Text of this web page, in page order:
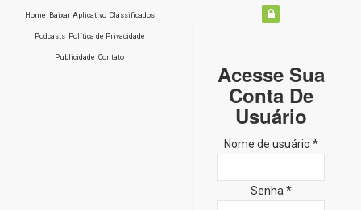
Home Baixar Aplicativo Classificados
Podcasts Política de Privacidade
Publicidade Contato
Acesse Sua
Conta De
Usuário
Nome de usuário *
Senha *